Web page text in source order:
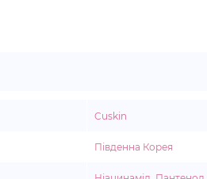
Cuskin
Південна Корея